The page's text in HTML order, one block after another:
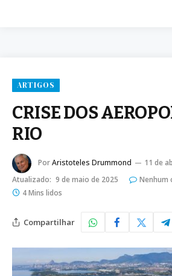
ARTIGOS
CRISE DOS
RIO
PorAristoteles Drummond
11 de
Atualizado: 9 de maio de 2025
Nenhum
4 Mins lidos
Compartilhar